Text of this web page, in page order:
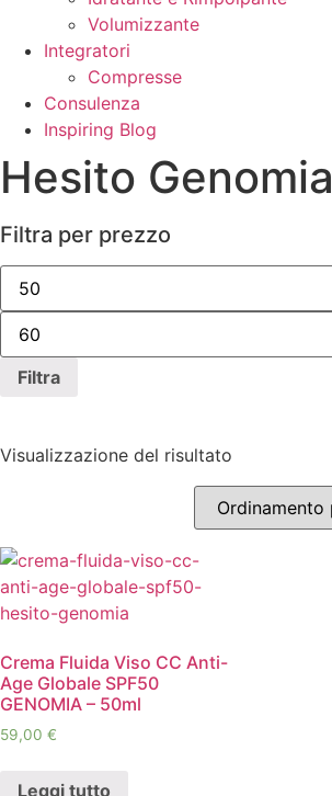
Volumizzante
Integratori
Compresse
Consulenza
Inspiring Blog
Hesito Genomia
Filtra per prezzo
Filtra
Categorie prodotto
Corpo
Integratori
Labbra
Solari
Trattamento Labbra
Visualizzazione del risultato
Crema Fluida Viso CC Anti-
Age Globale SPF50
GENOMIA – 50ml
59,00 €
Leggi tutto